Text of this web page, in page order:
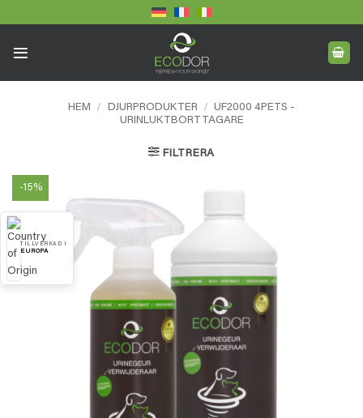
to
HEM / DJURPRODUKTER / UF2000 4PETS -
URINLUKTBORTTAGARE
FILTRERA
-15%
TILLVERKAD I
EUROPA